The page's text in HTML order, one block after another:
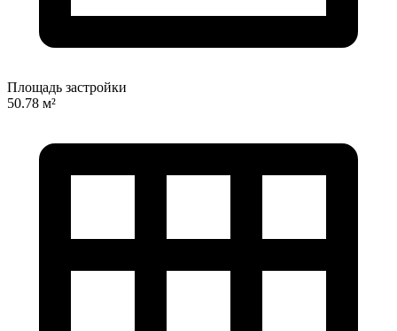
Площадь застройки
50.78 м²